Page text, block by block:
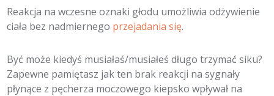
Reakcja na wczesne oznaki głodu umożliwia odżywienie
ciała bez nadmiernego przejadania się.
Być może kiedyś musiałaś/musiałeś długo trzymać siku?
Zapewne pamiętasz jak ten brak reakcji na sygnały
płynące z pęcherza moczowego kiepsko wpływał na